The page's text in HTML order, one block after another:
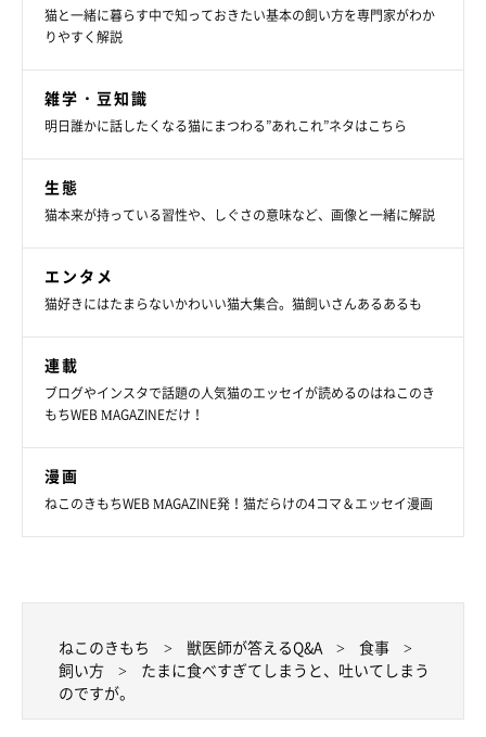
猫と一緒に暮らす中で知っておきたい基本の飼い方を専門家がわか
りやすく解説
雑学・豆知識
明日誰かに話したくなる猫にまつわる”あれこれ”ネタはこちら
生態
猫本来が持っている習性や、しぐさの意味など、画像と一緒に解説
エンタメ
猫好きにはたまらないかわいい猫大集合。猫飼いさんあるあるも
連載
ブログやインスタで話題の人気猫のエッセイが読めるのはねこのき
もちWEB MAGAZINEだけ！
漫画
ねこのきもちWEB MAGAZINE発！猫だらけの4コマ＆エッセイ漫画
ねこのきもち 獣医師が答えるQ&A
食事
飼い方
たまに食べすぎてしまうと、吐いてしまう
のですが。